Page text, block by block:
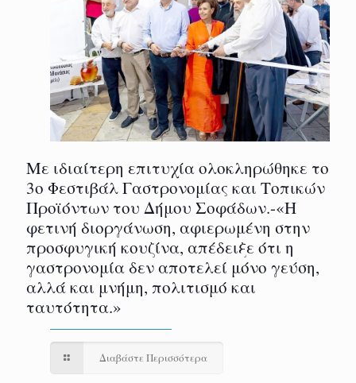
Με ιδιαίτερη επιτυχία ολοκληρώθηκε το
3ο Φεστιβάλ Γαστρονομίας και Τοπικών
Προϊόντων του Δήμου Σοφάδων.-«Η
φετινή διοργάνωση, αφιερωμένη στην
προσφυγική κουζίνα, απέδειξε ότι η
γαστρονομία δεν αποτελεί μόνο γεύση,
αλλά και μνήμη, πολιτισμό και
ταυτότητα.»
Διαβάστε Περισσότερα